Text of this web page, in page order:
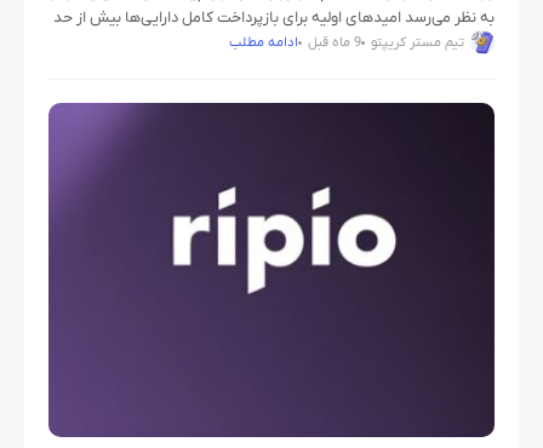
به نظر می‌رسد امیدهای اولیه برای بازپرداخت کامل دارایی‌ها بیش از حد
خوش‌بینانه بوده است. نمایندگان طلبکاران هشدار داده‌اند که
تیم مستر کریپتو 9 ماه قبل ادامه مطلب